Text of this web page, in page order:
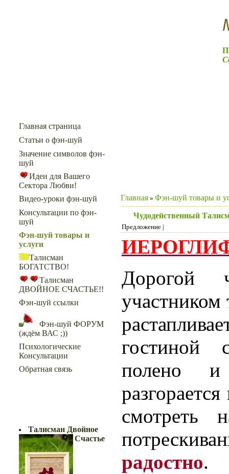
Главная страница
Статьи о фэн-шуй
Значение символов фэн-
шуй
Идеи для Вашего
Сектора Любви!
Видео-уроки фэн-шуй
Консультации по фэн-
шуй
Фэн-шуй товары и
услуги
Талисман
БОГАТСТВО!
Талисман
ДВОЙНОЕ СЧАСТЬЕ!!
Фэн-шуй ссылки
Фэн-шуй ФОРУМ
(ждём ВАС ;))
Психологические
Консультации
Обратная связь
Талисман Двойное
Счастье
Главная » Фэн-шуй товары и
Чудодейственный
Предложение |
Дорогой
гостиной
полено
смотреть
радостно.